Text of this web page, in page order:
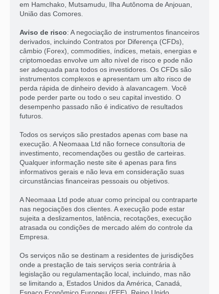
em Hamchako, Mutsamudu, Ilha Autônoma de Anjouan,
União das Comores.
Aviso de risco: A negociação de instrumentos financeiros
derivados, incluindo Contratos por Diferença (CFDs),
câmbio (Forex), commodities, índices, metais, energias e
criptomoedas envolve um alto nível de risco e pode não
ser adequada para todos os investidores. Os CFDs são
instrumentos complexos e apresentam um alto risco de
perda rápida de dinheiro devido à alavancagem. Você
pode perder parte ou todo o seu capital investido. O
desempenho passado não é indicativo de resultados
futuros.
Todos os serviços são prestados apenas com base na
execução. A Neomaaa Ltd não fornece consultoria de
investimento, recomendações ou gestão de carteiras.
Qualquer informação neste site é apenas para fins
informativos gerais e não leva em consideração suas
circunstâncias financeiras pessoais ou objetivos.
A Neomaaa Ltd pode atuar como principal ou contraparte
nas negociações dos clientes. A execução pode estar
sujeita a deslizamentos, latência, recotações, execução
atrasada ou condições de mercado além do controle da
Empresa.
Os serviços não se destinam a residentes de jurisdições
onde a prestação de tais serviços seria contrária à
legislação ou regulamentação local, incluindo, mas não
se limitando a, Estados Unidos da América, Canadá,